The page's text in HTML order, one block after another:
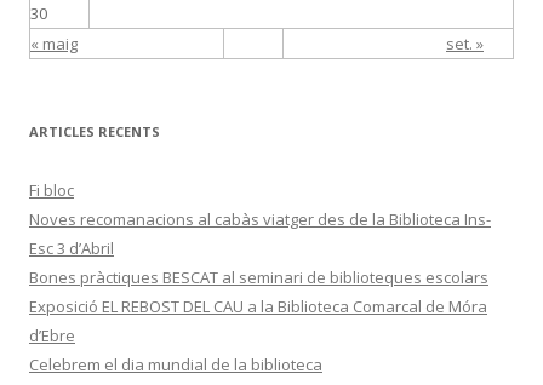
« maig set. »
30
ARTICLES RECENTS
Fi bloc
Noves recomanacions al cabàs viatger des de la Biblioteca Ins-
Esc 3 d’Abril
Bones pràctiques BESCAT al seminari de biblioteques escolars
Exposició EL REBOST DEL CAU a la Biblioteca Comarcal de Móra
d’Ebre
Celebrem el dia mundial de la biblioteca